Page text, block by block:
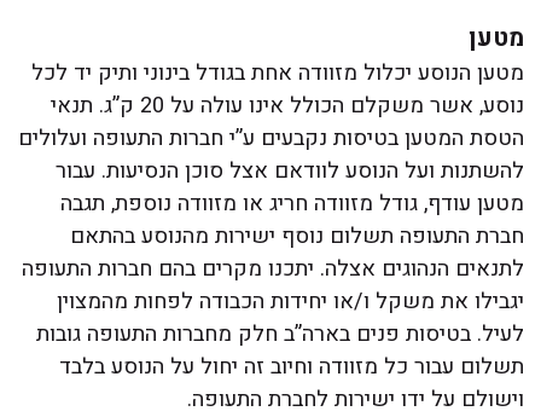
מטען
מטען הנוסע יכלול מזוודה אחת בגודל בינוני ותיק יד לכל
נוסע, אשר משקלם הכולל אינו עולה על 20 ק”ג. תנאי
הטסת המטען בטיסות נקבעים ע”י חברות התעופה ועלולים
להשתנות ועל הנוסע לוודאם אצל סוכן הנסיעות. עבור
מטען עודף, גודל מזוודה חריג או מזוודה נוספת, תגבה
חברת התעופה תשלום נוסף ישירות מהנוסע בהתאם
לתנאים הנהוגים אצלה. יתכנו מקרים בהם חברות התעופה
יגבילו את משקל ו/או יחידות הכבודה לפחות מהמצוין
לעיל. בטיסות פנים בארה”ב חלק מחברות התעופה גובות
תשלום עבור כל מזוודה וחיוב זה יחול על הנוסע בלבד
וישולם על ידו ישירות לחברת התעופה.